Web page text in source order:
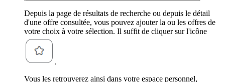
Depuis la page de résultats de recherche ou depuis le détail
d'une offre consultée, vous pouvez ajouter la ou les offres de
votre choix à votre sélection. Il suffit de cliquer sur l'icône
.
Vous les retrouverez ainsi dans votre espace personnel,